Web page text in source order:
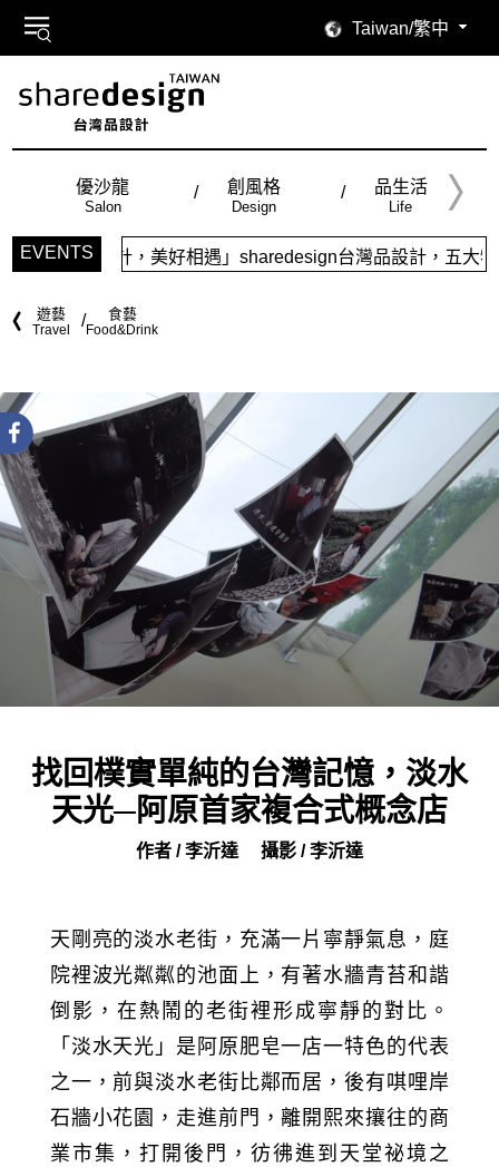
Taiwan/繁中
優沙龍
Salon
創風格
Design
品生活
Life
EVENTS
好相遇」sharedesign台灣品設計，五大特色主題，簡潔視覺
遊藝
Travel
食藝
Food&Drink
找回樸實單純的台灣記憶，淡水
天光─阿原首家複合式概念店
作者 / 李沂達 攝影 / 李沂達
天剛亮的淡水老街，充滿一片寧靜氣息，庭
院裡波光粼粼的池面上，有著水牆青苔和諧
倒影，在熱鬧的老街裡形成寧靜的對比。
「淡水天光」是阿原肥皂一店一特色的代表
之一，前與淡水老街比鄰而居，後有唭哩岸
石牆小花園，走進前門，離開熙來攘往的商
業市集，打開後門，彷彿進到天堂祕境之